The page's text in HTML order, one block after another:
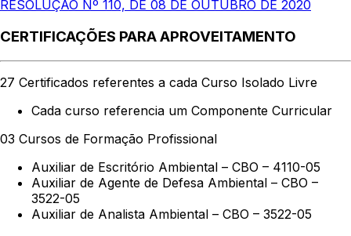
RESOLUÇÃO Nº 110, DE 08 DE OUTUBRO DE 2020
CERTIFICAÇÕES PARA APROVEITAMENTO
27 Certificados referentes a cada Curso Isolado Livre
Cada curso referencia um Componente Curricular
03 Cursos de Formação Profissional
Auxiliar de Escritório Ambiental – CBO – 4110-05
Auxiliar de Agente de Defesa Ambiental – CBO –
3522-05
Auxiliar de Analista Ambiental – CBO – 3522-05